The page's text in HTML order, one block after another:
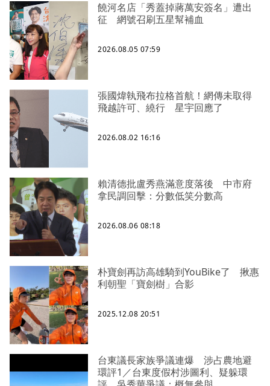
饒河名店「秀蓋掉蔣萬安簽名」遭出
征 網號召刷五星幫補血
2026.08.05 07:59
張國煒執飛布拉格首航！網傳未取得
飛越許可、繞行 星宇回應了
2026.08.02 16:16
賴清德批盧秀燕滿意度落後 中市府
拿民調回擊：分數低笑分數高
2026.08.06 08:18
朴寶劍再訪高雄騎到YouBike了 揪惠
利朝聖「寶劍樹」合影
2025.12.08 20:51
台東議長家族爭議連爆 涉占農地避
環評1／台東度假村涉圖利、疑躲環